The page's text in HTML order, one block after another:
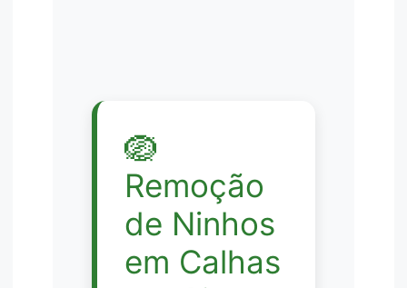
🪺
Remoção
de Ninhos
em Calhas